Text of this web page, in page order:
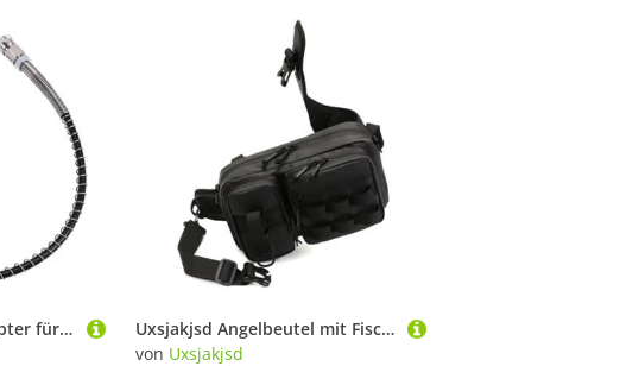
Uxsjakjsd Flaschenadapter für Tauchflaschen Von Groß auf Klein, Aufblasbarer Anschluss DIN 232 & 300 Bar 5/8" BSPG 5/8-Anschluss 8mm Schnellanschluss mit Rohrfeder
Uxsjakjsd Angelbeutel mit Fischstangen Sport Taillenbeutel Lure Organizer Aufbewahrung Eins Schulterhülle Köderspeicher Fanny Pack
von Uxsjakjsd